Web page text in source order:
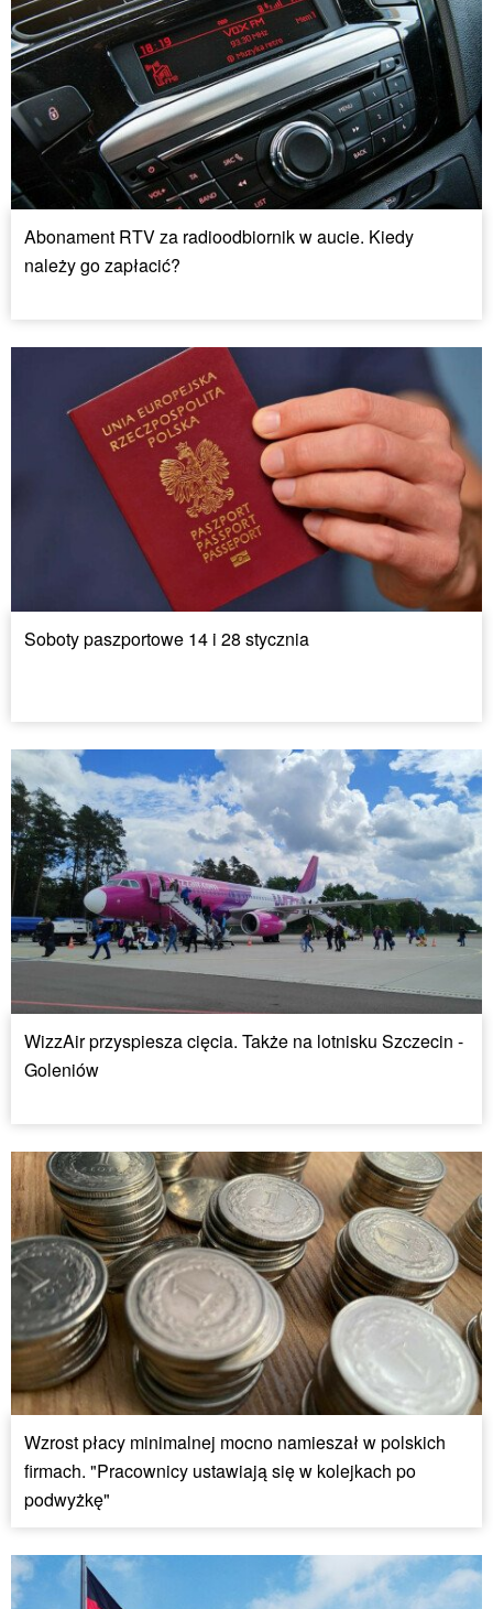
Abonament RTV za radioodbiornik w aucie. Kiedy
należy go zapłacić?
Soboty paszportowe 14 i 28 stycznia
WizzAir przyspiesza cięcia. Także na lotnisku Szczecin -
Goleniów
Wzrost płacy minimalnej mocno namieszał w polskich
firmach. "Pracownicy ustawiają się w kolejkach po
podwyżkę"